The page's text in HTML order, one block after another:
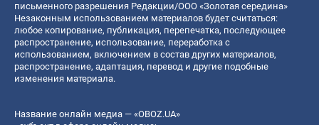
письменного разрешения Редакции/ООО «Золотая середина»
Незаконным использованием материалов будет считаться:
любое копирование, публикация, перепечатка, последующее
распространение, использование, переработка с
использованием, включением в состав других материалов,
распространение, адаптация, перевод и другие подобные
изменения материала.
Название онлайн медиа — «OBOZ.UA»